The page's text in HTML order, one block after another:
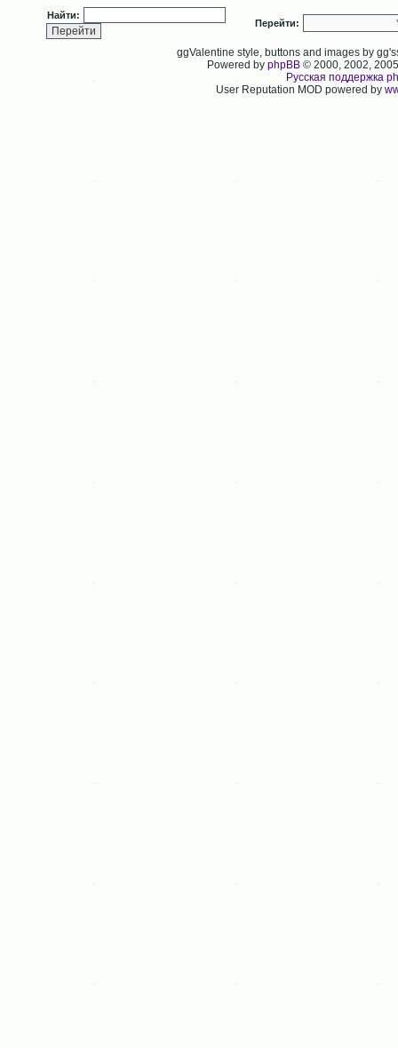
Найти:
Перейти:
ggValentine style, buttons and images by
Powered byphpBB © 2000, 2002,
Русская поддержка
User Reputation MOD powered by